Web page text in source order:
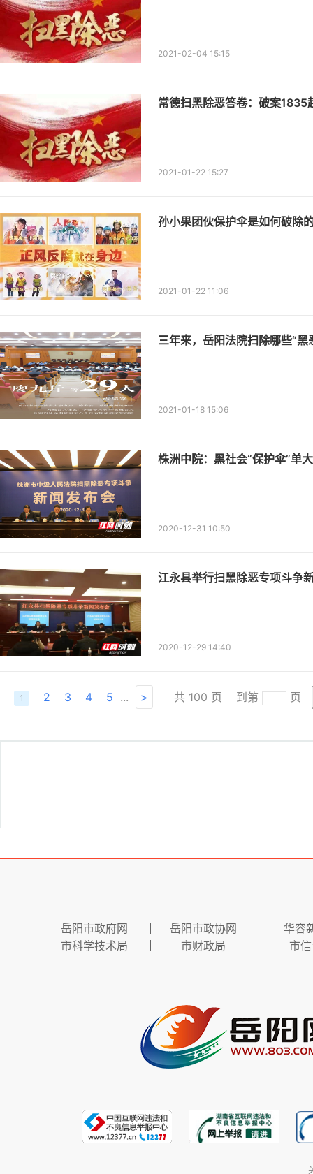
2021-02-04 15:15
常德扫黑除恶答卷：破案
2021-01-22 15:27
孙小果团伙保护伞是如何破除
2021-01-22 11:06
三年来，岳阳法院扫除哪些“黑
2021-01-18 15:06
株洲中院：黑社会“保护伞”单
2020-12-31 10:50
江永县举行扫黑除恶专项斗争
2020-12-29 14:40
1 2 3 4 5 ... > 共 100 页 到第 页
岳阳市政府网 岳阳市政协网
华容
市科学技术局
市财政局 市